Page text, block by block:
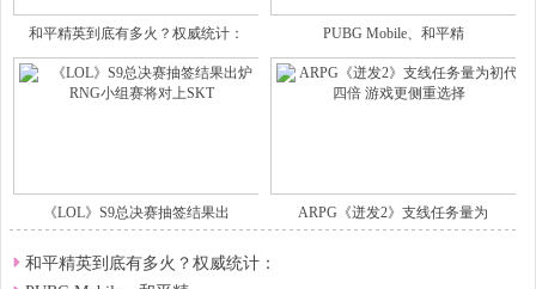
和平精英到底有多火？权威统计： PUBG Mobile、和平精
《LOL》S9总决赛抽签结果出 ARPG《迸发2》支线任务量为
和平精英到底有多火？权威统计：